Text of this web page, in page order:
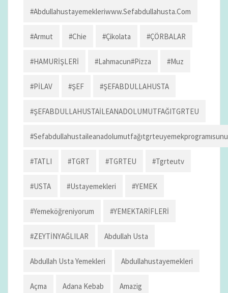
#abdullahustayemekleriwww.sefabdullahusta.com
#armut #chie #çikolata #ÇÖRBALAR
#HAMURİŞLERİ #lahmacun#pizza #muz
#PİLAV #ŞEF #ŞEFABDULLAHUSTA
#ŞEFABDULLAHUSTAİLEANADOLUMUTFAĞITGRTEU
#TATLI #TGRT #TGRTEU #tgrteutv
#USTA #ustayemekleri #YEMEK
#yemeköğreniyorum #YEMEKTARİFLERİ
#ZEYTİNYAĞLILAR Abdullah Usta
Abdullah Usta Yemekleri Abdullahustayemekleri
Açma Adana Kebab Amazig